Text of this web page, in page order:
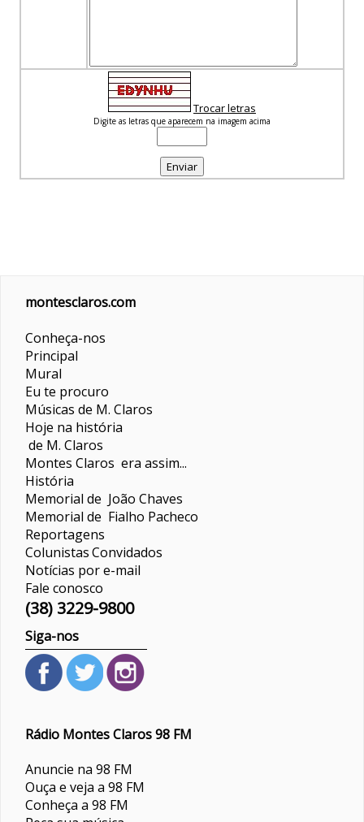
Trocar letras
Digite as letras que aparecem na imagem acima
montesclaros.com
Conheça-nos
Principal
Mural
Eu te procuro
Músicas de M. Claros
Hoje na história
de M. Claros
Montes Claros era assim...
História
Memorial de João Chaves
Memorial de Fialho Pacheco
Reportagens
ColunistasConvidados
Notícias por e-mail
Fale conosco
(38) 3229-9800
Siga-nos
Rádio Montes Claros 98 FM
Anuncie na 98 FM
Ouça e veja a 98 FM
Conheça a 98 FM